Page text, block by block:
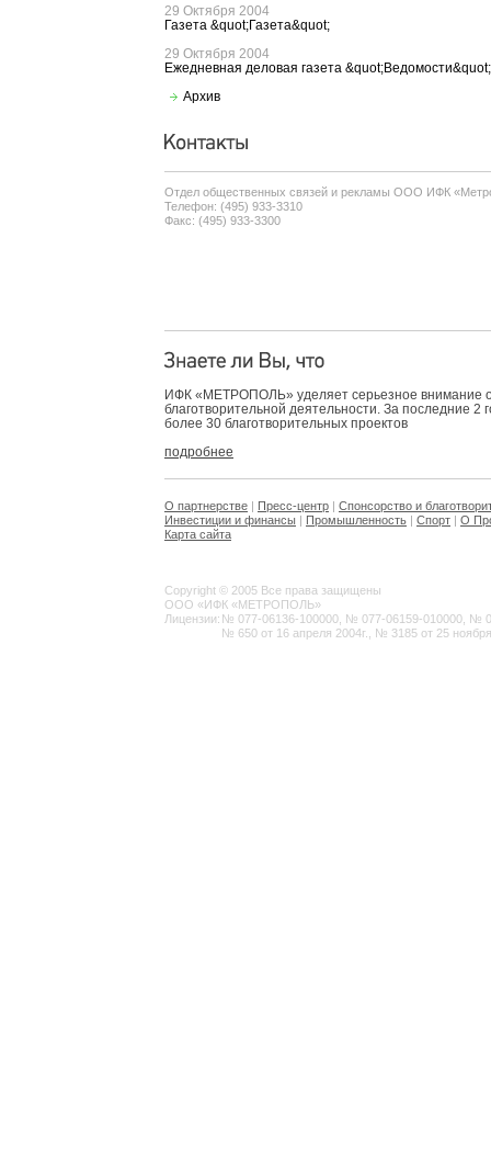
29 Октября 2004
Газета &quot;Газета&quot;
29 Октября 2004
Ежедневная деловая газета &quot;Ведомости&quot;
Архив
Отдел общественных связей и рекламы ООО ИФК
Телефон: (495) 933-3310
Факс: (495) 933-3300
ИФК «МЕТРОПОЛЬ» уделяет серьезное внимание
благотворительной деятельности. За последние 2
более 30 благотворительных проектов
подробнее
О партнерстве | Пресс-центр | Спонсорство и
Инвестиции и финансы | Промышленность | Спорт | О
Карта сайта
Copyright © 2005 Все права защищены
ООО «ИФК «МЕТРОПОЛЬ»
Лицензии: № 077-06136-100000, № 077-06159-010000, №
№ 650 от 16 апреля 2004г., № 3185 от 25